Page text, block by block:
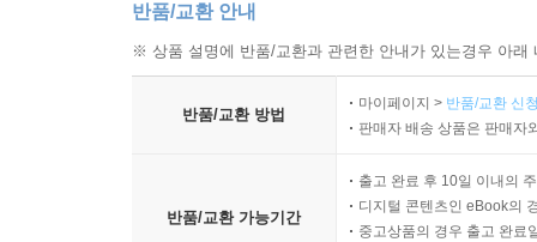
반품/교환 안내
※ 상품 설명에 반품/교환과 관련한 안내가 있는경우 아
반품/교환 방법
마이페이지 > 반품/교환 신
판매자 배송 상품은 판매자
반품/교환 가능기간
출고 완료 후 10일 이내의
디지털 콘텐츠인 eBook의
중고상품의 경우 출고 완료